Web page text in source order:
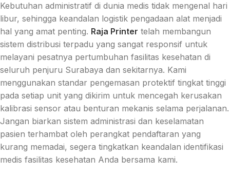
Kebutuhan administratif di dunia medis tidak mengenal hari
libur, sehingga keandalan logistik pengadaan alat menjadi
hal yang amat penting. Raja Printer telah membangun
sistem distribusi terpadu yang sangat responsif untuk
melayani pesatnya pertumbuhan fasilitas kesehatan di
seluruh penjuru Surabaya dan sekitarnya. Kami
menggunakan standar pengemasan protektif tingkat tinggi
pada setiap unit yang dikirim untuk mencegah kerusakan
kalibrasi sensor atau benturan mekanis selama perjalanan.
Jangan biarkan sistem administrasi dan keselamatan
pasien terhambat oleh perangkat pendaftaran yang
kurang memadai, segera tingkatkan keandalan identifikasi
medis fasilitas kesehatan Anda bersama kami.